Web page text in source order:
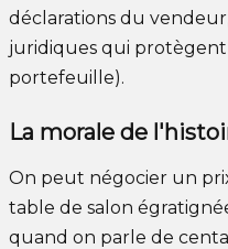
déclarations du
juridiques qui protègent
portefeuille).
La morale de
On peut négocier un
table de salon
quand on parle de